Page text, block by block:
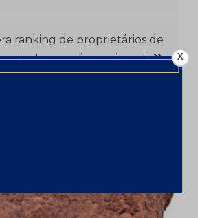
ranking de proprietários de
na área mineral
X